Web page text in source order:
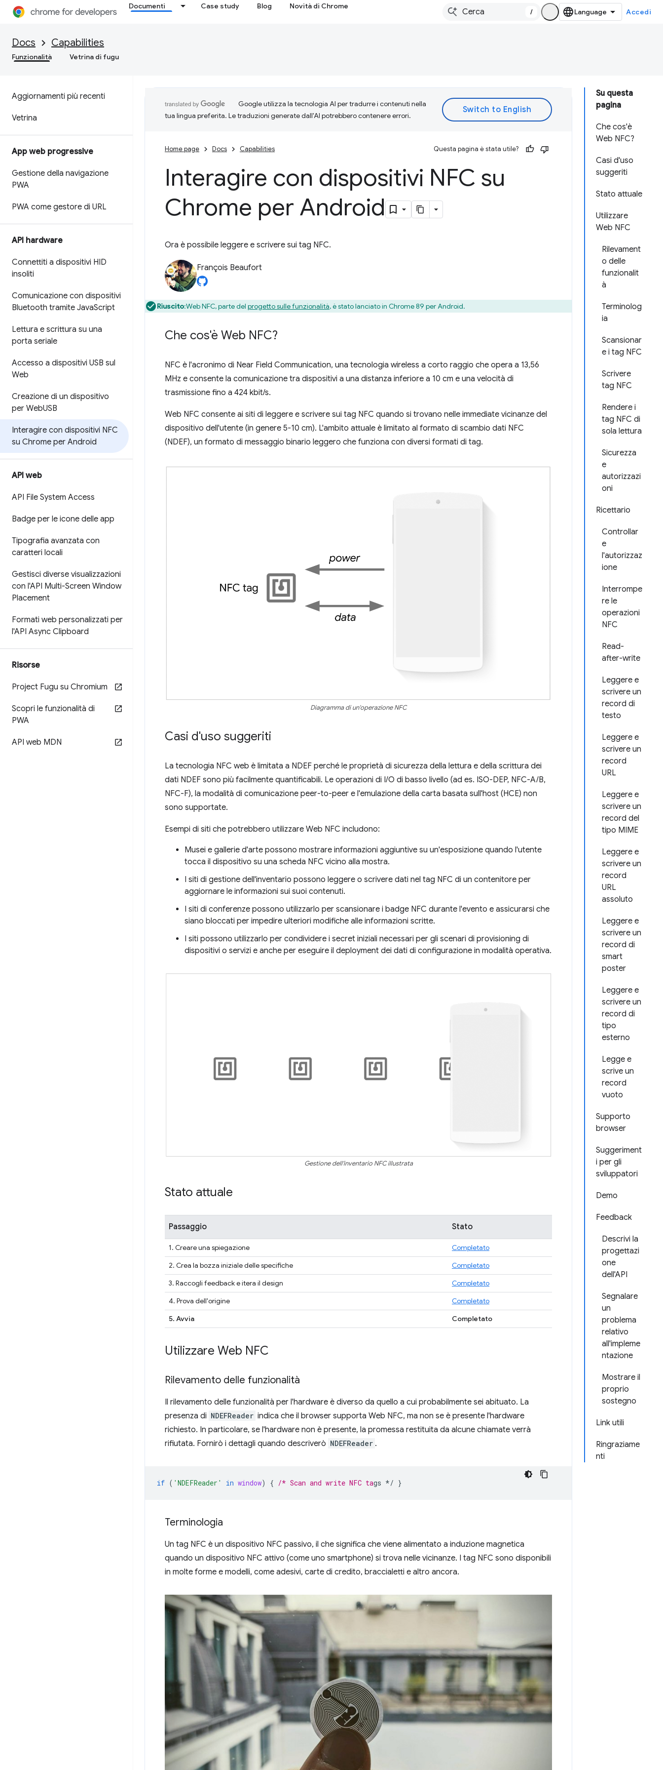
Documenti Case study Blog Novità di Chrome
/ Accedi
Docs Capabilities
Funzionalità Vetrina di fugu
Aggiornamenti più recenti
Vetrina
App web progressive
Gestione della navigazione
PWA
PWA come gestore di URL
API hardware
Connettiti a dispositivi HID
insoliti
Comunicazione con dispositivi
Bluetooth tramite JavaScript
Lettura e scrittura su una
porta seriale
Accesso a dispositivi USB sul
Web
Creazione di un dispositivo
per WebUSB
Interagire con dispositivi NFC
su Chrome per Android
API web
API File System Access
Badge per le icone delle app
Tipografia avanzata con
caratteri locali
Gestisci diverse visualizzazioni
con l'API Multi-Screen Window
Placement
Formati web personalizzati per
l'API Async Clipboard
Risorse
Project Fugu su Chromium
Scopri le funzionalità di
PWA
API web MDN
Su questa
pagina
Che cos'è
Web NFC?
Casi d'uso
suggeriti
Stato attuale
Utilizzare
Web NFC
Rilevament
o delle
funzionalit
à
Terminolog
ia
Scansionar
e i tag NFC
Scrivere
tag NFC
Rendere i
tag NFC di
sola lettura
Sicurezza
e
autorizzazi
oni
Ricettario
Controllar
e
l'autorizzaz
ione
Interrompe
re le
operazioni
NFC
Read-
after-write
Leggere e
scrivere un
record di
testo
Leggere e
scrivere un
record
URL
Leggere e
scrivere un
record del
tipo MIME
Leggere e
scrivere un
record
URL
assoluto
Leggere e
scrivere un
record di
smart
poster
Leggere e
scrivere un
record di
tipo
esterno
Legge e
scrive un
record
vuoto
Supporto
browser
Suggeriment
i per gli
sviluppatori
Demo
Feedback
Descrivi la
progettazi
one
dell'API
Segnalare
un
problema
relativo
all'impleme
ntazione
Mostrare il
proprio
sostegno
Link utili
Ringraziame
nti
Google utilizza la tecnologia AI per tradurre i contenuti nella
tua lingua preferita. Le traduzioni generate dall'AI potrebbero contenere errori.
Home page Docs Capabilities Questa pagina è stata utile?
Interagire con dispositivi NFC su
Chrome per Android
Ora è possibile leggere e scrivere sui tag NFC.
François Beaufort
Riuscito:Web NFC, parte del progetto sulle funzionalità, è stato lanciato in Chrome 89 per Android.
Che cos'è Web NFC?
NFC è l'acronimo di Near Field Communication, una tecnologia wireless a corto raggio che opera a 13,56
MHz e consente la comunicazione tra dispositivi a una distanza inferiore a 10 cm e una velocità di
trasmissione fino a 424 kbit/s.
Web NFC consente ai siti di leggere e scrivere sui tag NFC quando si trovano nelle immediate vicinanze del
dispositivo dell'utente (in genere 5-10 cm). L'ambito attuale è limitato al formato di scambio dati NFC
(NDEF), un formato di messaggio binario leggero che funziona con diversi formati di tag.
Diagramma di un'operazione NFC
Casi d'uso suggeriti
La tecnologia NFC web è limitata a NDEF perché le proprietà di sicurezza della lettura e della scrittura dei
dati NDEF sono più facilmente quantificabili. Le operazioni di I/O di basso livello (ad es. ISO-DEP, NFC-A/B,
NFC-F), la modalità di comunicazione peer-to-peer e l'emulazione della carta basata sull'host (HCE) non
sono supportate.
Esempi di siti che potrebbero utilizzare Web NFC includono:
Musei e gallerie d'arte possono mostrare informazioni aggiuntive su un'esposizione quando l'utente
tocca il dispositivo su una scheda NFC vicino alla mostra.
I siti di gestione dell'inventario possono leggere o scrivere dati nel tag NFC di un contenitore per
aggiornare le informazioni sui suoi contenuti.
I siti di conferenze possono utilizzarlo per scansionare i badge NFC durante l'evento e assicurarsi che
siano bloccati per impedire ulteriori modifiche alle informazioni scritte.
I siti possono utilizzarlo per condividere i secret iniziali necessari per gli scenari di provisioning di
dispositivi o servizi e anche per eseguire il deployment dei dati di configurazione in modalità operativa.
Gestione dell'inventario NFC illustrata
Stato attuale
Passaggio Stato
1. Creare una spiegazione
Completato
2. Crea la bozza iniziale delle specifiche
Completato
3. Raccogli feedback e itera il design
Completato
4. Prova dell'origine
Completato
5. Avvia
Completato
Utilizzare Web NFC
Rilevamento delle funzionalità
Il rilevamento delle funzionalità per l'hardware è diverso da quello a cui probabilmente sei abituato. La
presenza di NDEFReader indica che il browser supporta Web NFC, ma non se è presente l'hardware
richiesto. In particolare, se l'hardware non è presente, la promessa restituita da alcune chiamate verrà
rifiutata. Fornirò i dettagli quando descriverò NDEFReader .
if ( 'NDEFReader' in window) { /* Scan and write NFC tags */ }
Terminologia
Un tag NFC è un dispositivo NFC passivo, il che significa che viene alimentato a induzione magnetica
quando un dispositivo NFC attivo (come uno smartphone) si trova nelle vicinanze. I tag NFC sono disponibili
in molte forme e modelli, come adesivi, carte di credito, braccialetti e altro ancora.